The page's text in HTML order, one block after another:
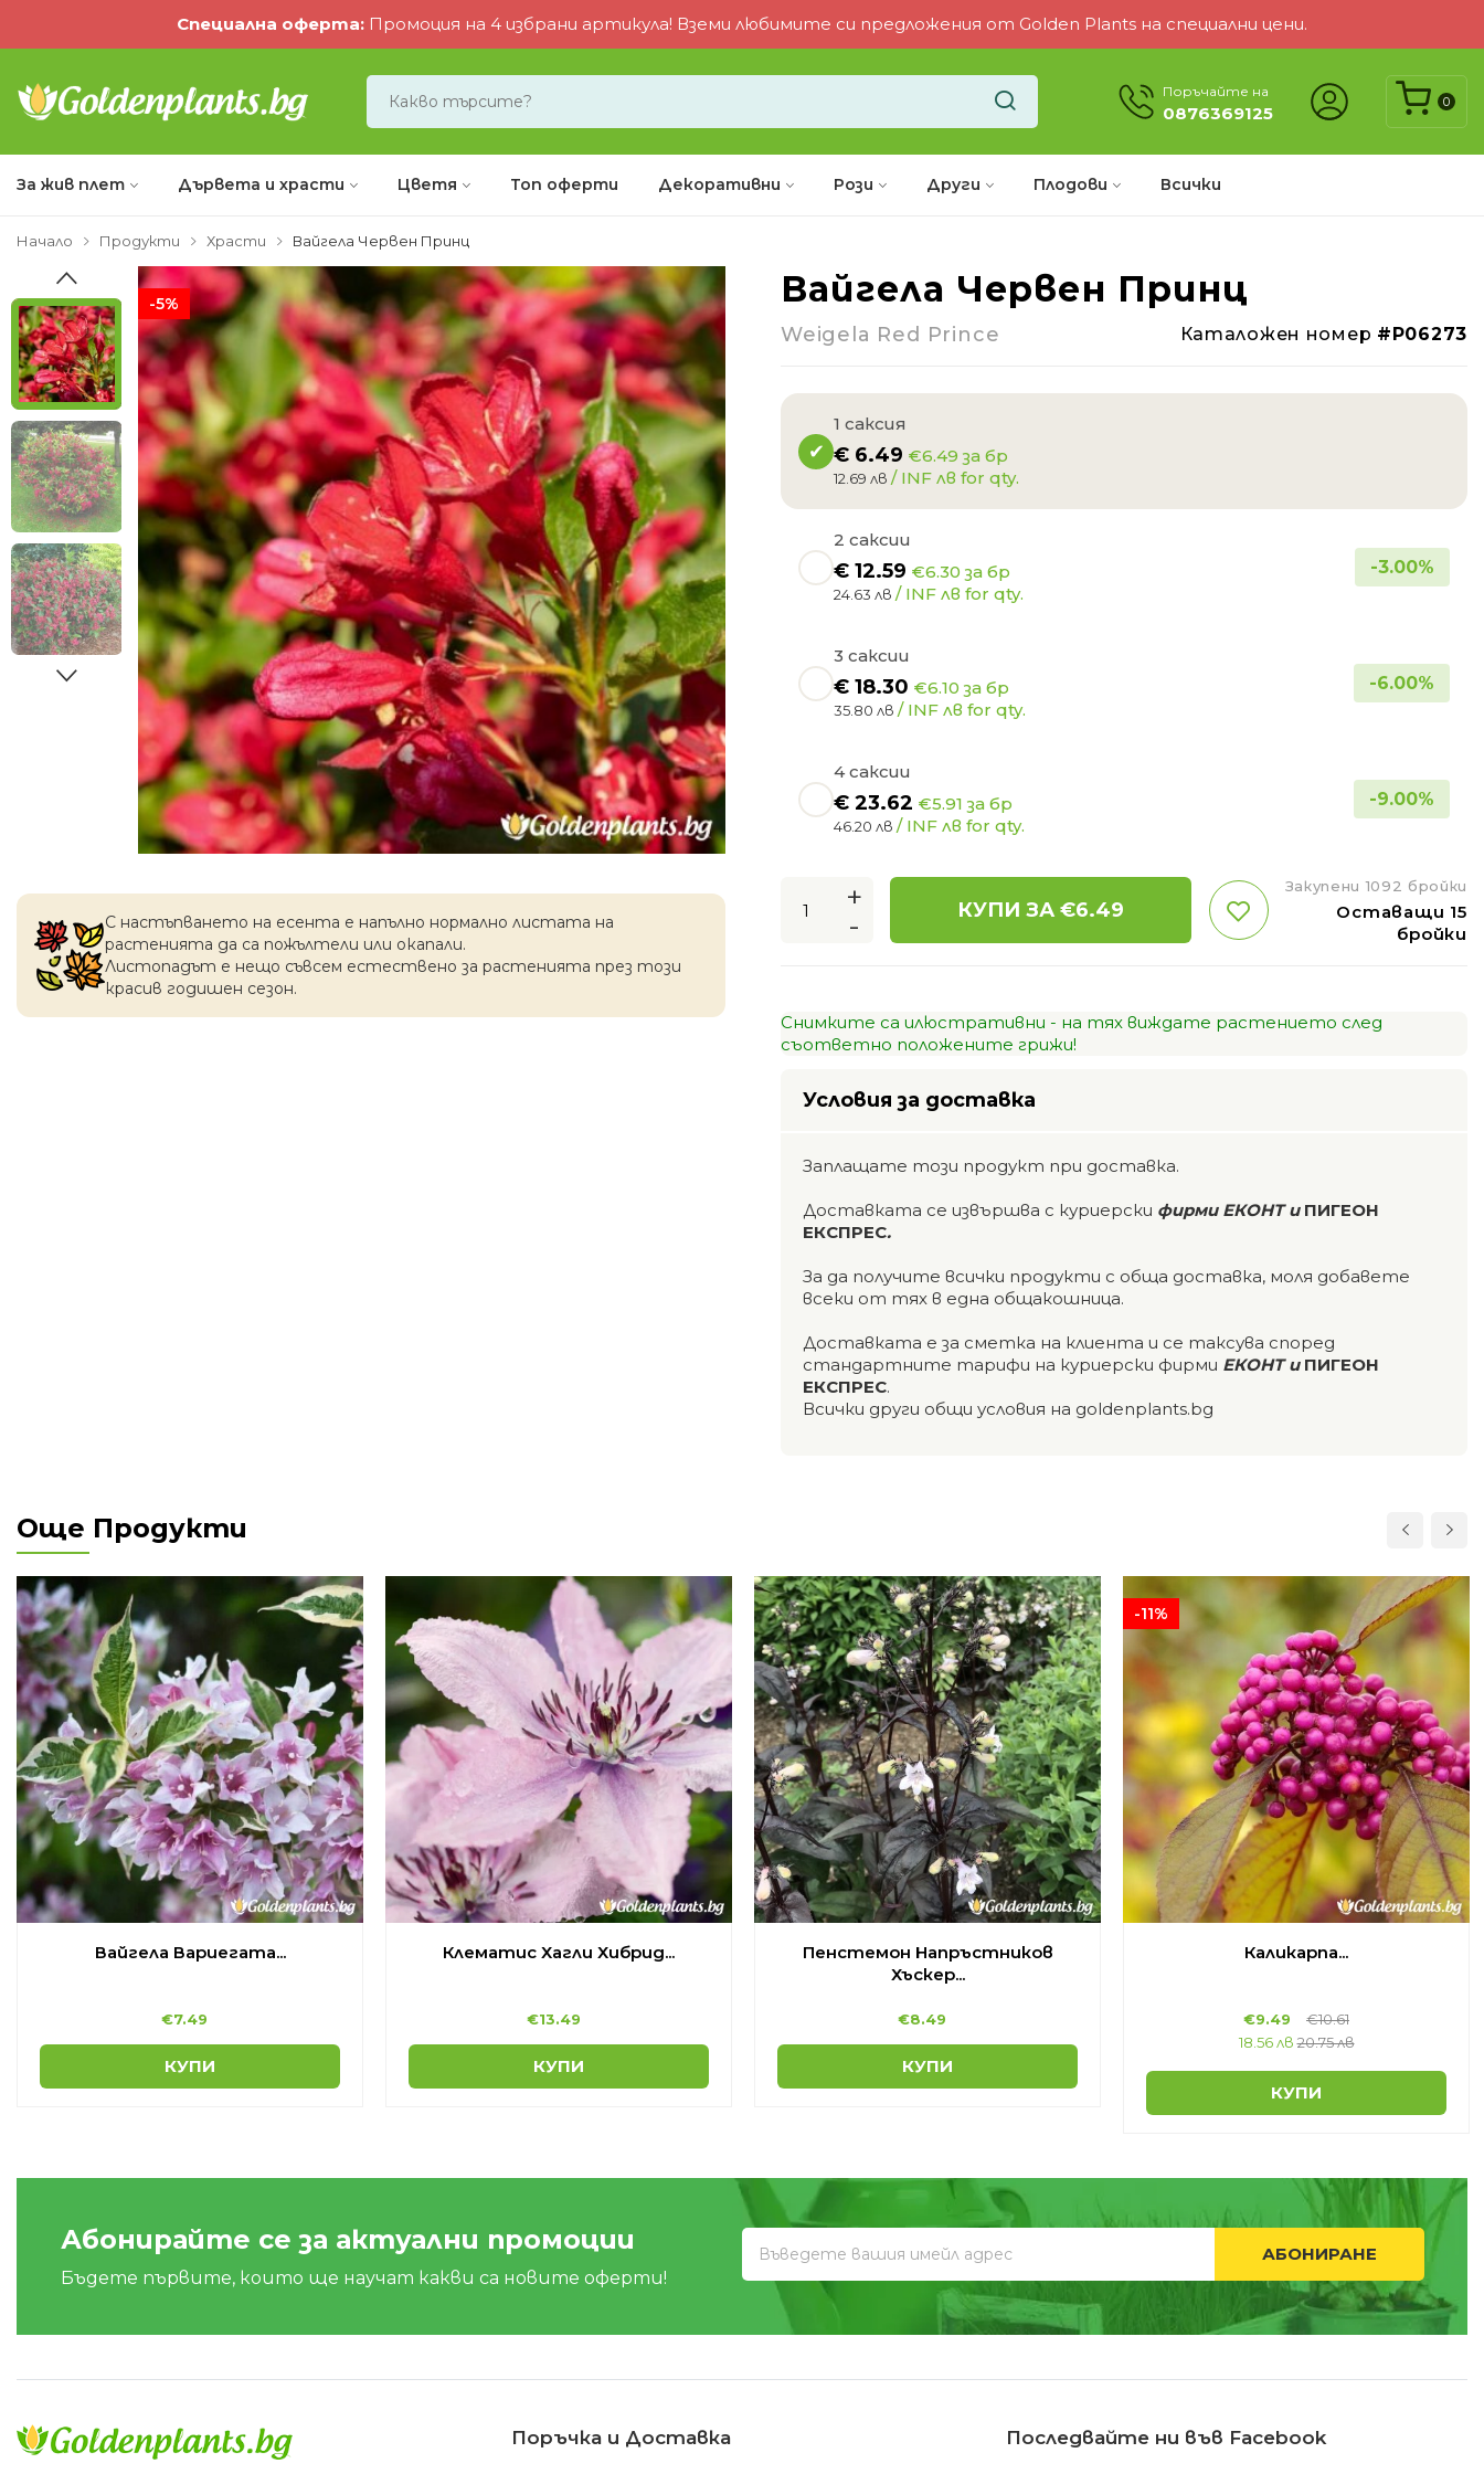
Специална оферта: Промоция на 4 избрани артикула! Вземи любимите си предложения от Golden Plants на специални цени.
Поръчайте на
0876369125
0
За жив плет Дървета и храсти Цветя Топ оферти Декоративни Рози Други Плодови Всички
Начало Продукти Храсти Вайгела Червен Принц
-5%
С настъпването на есентa е напълно нормално листата на
растенията да са пожълтели или окапaли.
Листопадът е нещо съвсем естествено за растенията през този
красив годишен сезон.
Вайгела Червен Принц
Weigela Red Prince Каталожен номер #P06273
1 саксия
€ 6.49 €6.49 за бр
12.69 лв / INF лв for qty.
2 саксии
€ 12.59 €6.30 за бр
24.63 лв / INF лв for qty.
-3.00%
3 саксии
€ 18.30 €6.10 за бр
35.80 лв / INF лв for qty.
-6.00%
4 саксии
€ 23.62 €5.91 за бр
46.20 лв / INF лв for qty.
-9.00%
+
-
КУПИ ЗА €6.49
Закупени 1092 бройки
Оставащи 15
бройки
Снимките са илюстративни - на тях виждате растението след
съответно положените грижи!
Условия за доставка
Заплащате този продукт при доставка.
Доставката се извършва с куриерски фирми ЕКОНТ и ПИГЕОН
ЕКСПРЕС.
За да получите всички продукти с обща доставка, моля добавете
всеки от тях в една общакошница.
Доставката е за сметка на клиента и се таксува според
стандартните тарифи на куриерски фирми ЕКОНТ и ПИГЕОН
ЕКСПРЕС.
Всички други общи условия на goldenplants.bg
Още Продукти
Вайгела Вариегата...
€7.49
КУПИ
Клематис Хагли Хибрид...
€13.49
КУПИ
Пенстемон Напръстников
Хъскер...
€8.49
КУПИ
-11%
Каликарпа...
€9.49 €10.61
18.56 лв 20.75 лв
КУПИ
Абонирайте се за актуални промоции
Бъдете първите, които ще научат какви са новите оферти!
АБОНИРАНЕ
Поръчка и Доставка Последвайте ни във Facebook